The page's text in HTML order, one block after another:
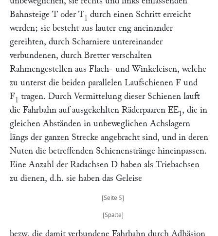
Bahnsteige T oder T1 durch einen Schritt erreicht
werden; sie besteht aus lauter eng aneinander
gereihten, durch Scharniere untereinander
verbundenen, durch Bretter verschalten
Rahmengestellen aus Flach- und Winkeleisen, welche
zu unterst die beiden parallelen Laufschienen F und
F1 tragen. Durch Vermittelung dieser Schienen lauft
die Fahrbahn auf ausgekehlten Räderpaaren EE1, die in
gleichen Abständen in unbeweglichen Achslagern
längs der ganzen Strecke angebracht sind, und in deren
Nuten die betreffenden Schienenstränge hineinpassen.
Eine Anzahl der Radachsen D haben als Triebachsen
zu dienen, d.h. sie haben das Geleise
bezw. die damit verbundene Fahrbahn durch Adhäsion